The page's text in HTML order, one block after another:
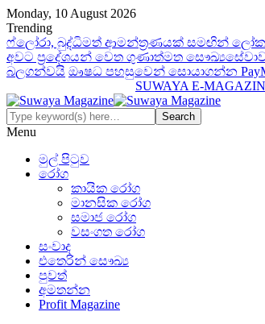
Monday, 10 August 2026
Trending
ෆ්ලෝරා, බුද්ධිමත් ආමන්ත්‍රණයක් සමඟින් ලෝක
අවට ප‍්‍රදේශයන් වෙත ගුණාත්මත සෞඛ්‍යසේවාවක්
බලගන්වයි ඖෂධ පහසුවෙන් සොයාගන්න
SUWAYA E-
Menu
මුල් පිටුව
රෝග
කායික රෝග
මානසික රෝග
සමාජ රෝග
වසංගත රෝග
සංවාද
එතෙරින් සෞඛ්‍ය
පුවත්
අමතන්න
Profit Magazine